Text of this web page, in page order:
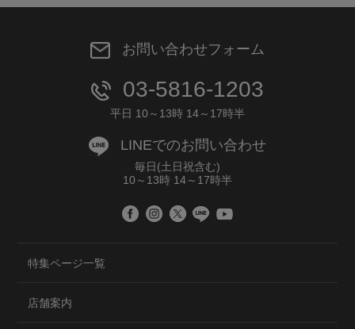
お問い合わせフォーム
03-5816-1203
平日 10～13時 14～17時半
LINEでのお問い合わせ
毎日(土日祝含む)
10～13時 14～17時半
特集ページ一覧
店舗案内